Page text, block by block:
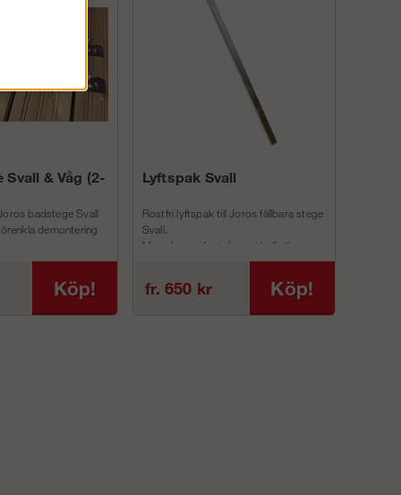
Svall & Våg (2-
badstege Svall
demontering
Köp!
Lyftspak Svall
Rostfri lyftspak till Joros fällbara stege
Svall.
Man skruvar fast denna i befintliga
fr. 650 kr Köp!